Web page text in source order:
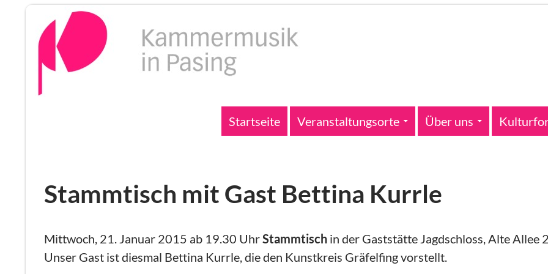
Startseite Veranstaltungsorte Über uns
Stammtisch mit Gast Bettina Kurrle
Mittwoch, 21. Januar 2015 ab 19.30 UhrStammtisch in der Gaststätte Jagdschloss, Alte Allee
Unser Gast ist diesmal Bettina Kurrle, die den Kunstkreis Gräfelfing vorstellt.